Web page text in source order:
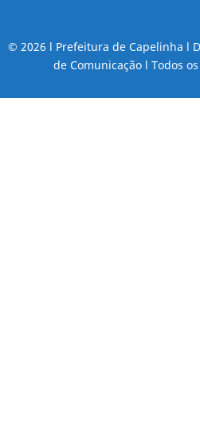
© 2026 l Prefeitura de Capelinha l
de Comunicação l Todos